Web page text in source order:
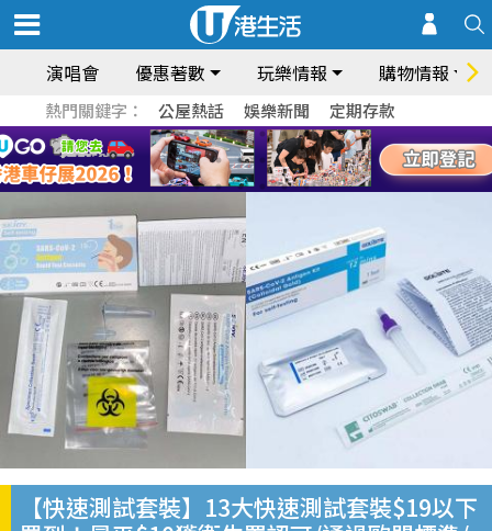
演唱會 優惠著數 玩樂情報 購物情報
熱門關鍵字： 公屋熱話 娛樂新聞 定期存款
【快速測試套裝】13大快速測試套裝$19以下